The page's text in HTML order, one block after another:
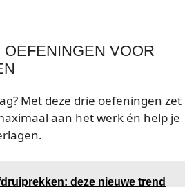
VOOR
Met deze drie oefeningen zet
aan het werk én help je
deze nieuwe trend